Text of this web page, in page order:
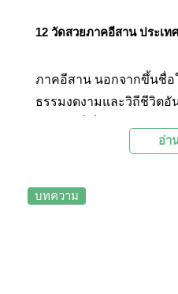
12 วัดสวยภาคอีสาน ประเท
ภาคอีสาน นอกจากขึ้นชื่อ
ธรรมงดงามและวิถีชีวิตอั
สวยงามและทรงคุณค่า วั
ภาคอีสานกัน
อ่า
บทความ